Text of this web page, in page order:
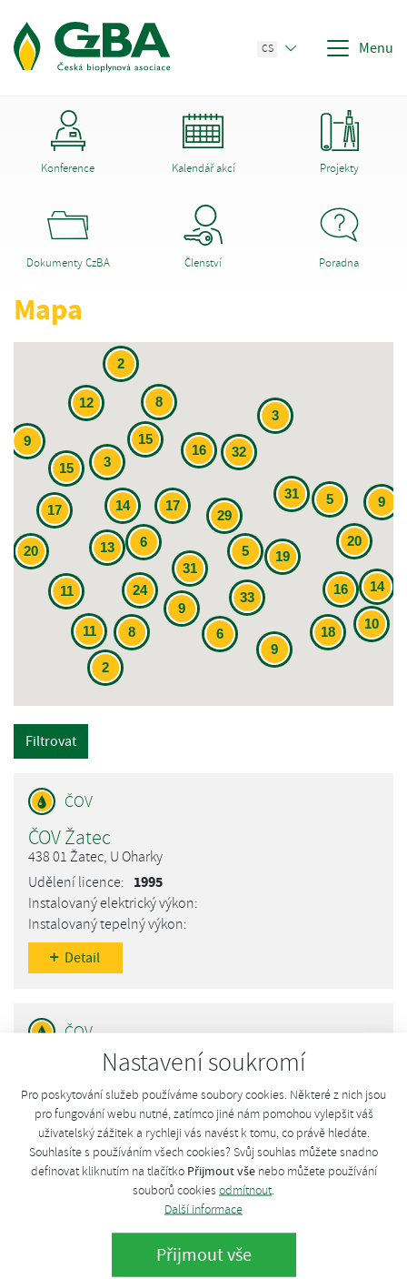
Nastavení soukromí
Pro poskytování služeb používáme soubory cookies. Některé z nich jsou
pro fungování webu nutné, zatímco jiné nám pomohou vylepšit váš
uživatelský zážitek a rychleji vás navést k tomu, co právě hledáte.
Souhlasíte s používáním všech cookies? Svůj souhlas můžete snadno
definovat kliknutím na tlačítko Přijmout všenebo můžete používání
souborů cookies odmítnout
Další informace
Přijmout vše
CS Menu
Konference Kalendář akcí Projekty
Dokumenty CzBA Členství Poradna
Mapa
31
31
33
17
11
9
18
20
24
32
10
13
29
14
15
17
16
19
8
11 14
15
8
16
20
9
6
9
12
6
2
9
3
5
3
2
5
Filtrovat
ČOV Žatec
438 01 Žatec, U Oharky
1995
Detail
ČOV Kadaň
432 01 Kadaň, okres Chomutov
1995